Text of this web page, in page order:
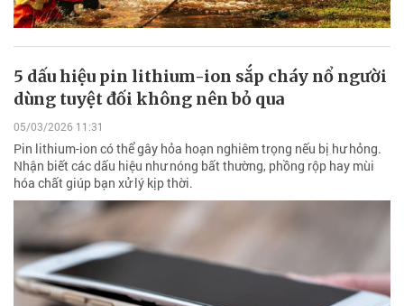
5 dấu hiệu pin lithium-ion sắp cháy nổ người
dùng tuyệt đối không nên bỏ qua
05/03/2026 11:31
Pin lithium-ion có thể gây hỏa hoạn nghiêm trọng nếu bị hư hỏng.
Nhận biết các dấu hiệu như nóng bất thường, phồng rộp hay mùi
hóa chất giúp bạn xử lý kịp thời.